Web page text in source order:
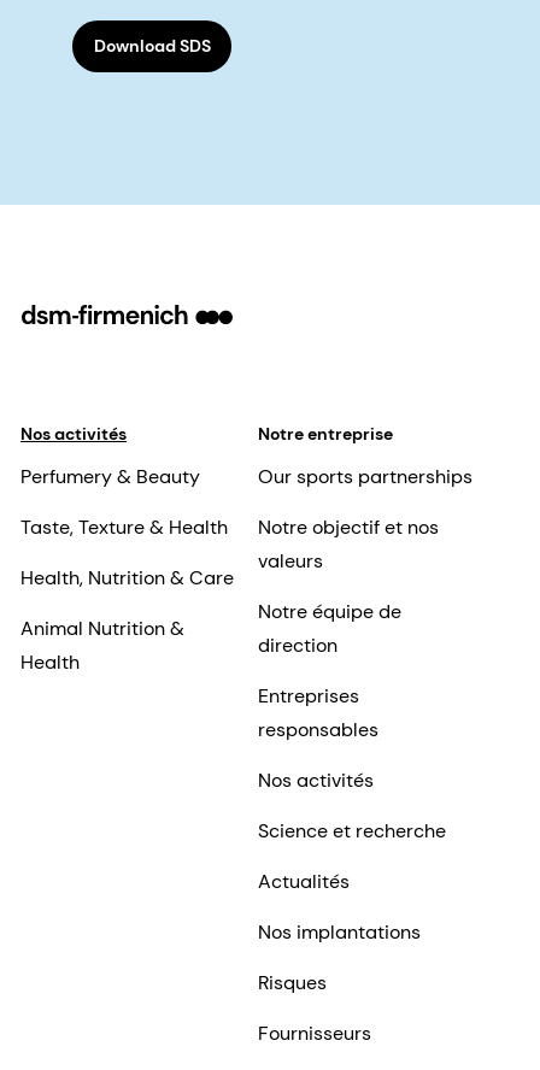
Download SDS
Nos activités
Perfumery & Beauty
Taste, Texture & Health
Health, Nutrition & Care
Animal Nutrition &
Health
Notre entreprise
Our sports partnerships
Notre objectif et nos
valeurs
Notre équipe de
direction
Entreprises
responsables
Nos activités
Science et recherche
Actualités
Nos implantations
Risques
Fournisseurs